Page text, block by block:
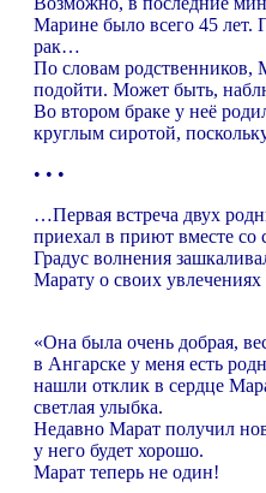
Марине было всего 45 лет.
рак…
По словам родственников,
подойти. Может быть,
Во втором браке у неё
круглым сиротой,
• • •
…Первая встреча двух
приехал в приют вместе
Градус волнения
Марату о своих увлечениях
«Она была очень добрая,
в Ангарске у меня есть
нашли отклик в сердце
светлая улыбка.
Недавно Марат получил
у него будет хорошо.
Марат теперь не один!